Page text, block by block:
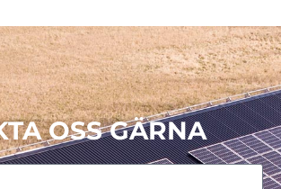
OSS GÄRNA